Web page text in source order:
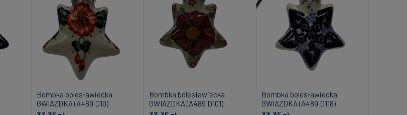
Bombka bolesławiecka
GWIAZDKA (A489 D10)
Bombka bolesławiecka
GWIAZDKA (A489 D101)
Bombka bolesławiecka
GWIAZDKA (A489 D118)